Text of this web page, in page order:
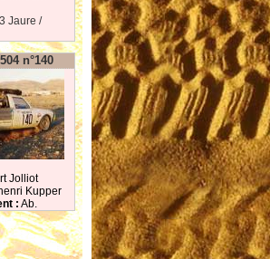
Jaure /
n°140
Jolliot
Kupper
: Ab.